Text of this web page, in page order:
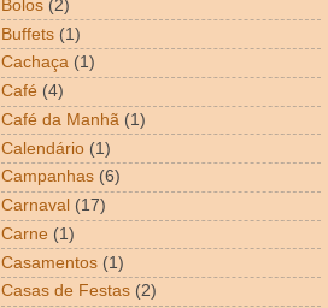
Bolos (2)
Buffets (1)
Cachaça (1)
Café (4)
Café da Manhã (1)
Calendário (1)
Campanhas (6)
Carnaval (17)
Carne (1)
Casamentos (1)
Casas de Festas (2)